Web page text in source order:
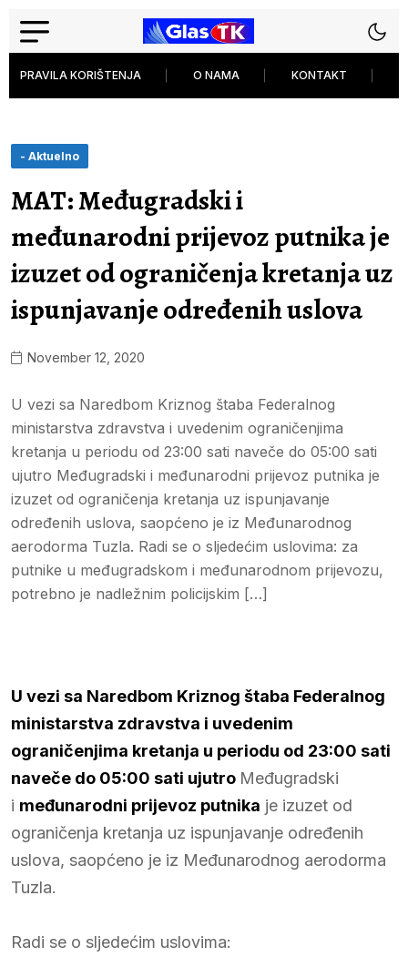
PRAVILA KORIŠTENJA O NAMA KONTAKT
- Aktuelno
MAT: Međugradski i
međunarodni prijevoz putnika je
izuzet od ograničenja kretanja uz
ispunjavanje određenih uslova
November 12, 2020
U vezi sa Naredbom Kriznog štaba Federalnog
ministarstva zdravstva i uvedenim ograničenjima
kretanja u periodu od 23:00 sati naveče do 05:00 sati
ujutro Međugradski i međunarodni prijevoz putnika je
izuzet od ograničenja kretanja uz ispunjavanje
određenih uslova, saopćeno je iz Međunarodnog
aerodorma Tuzla. Radi se o sljedećim uslovima: za
putnike u međugradskom i međunarodnom prijevozu,
potrebno je nadležnim policijskim […]
U vezi sa Naredbom Kriznog štaba Federalnog
ministarstva zdravstva i uvedenim
ograničenjima kretanja u periodu od 23:00 sati
naveče do 05:00 sati ujutro Međugradski
i međunarodni prijevoz putnika je izuzet od
ograničenja kretanja uz ispunjavanje određenih
uslova, saopćeno je iz Međunarodnog aerodorma
Tuzla.
Radi se o sljedećim uslovima: